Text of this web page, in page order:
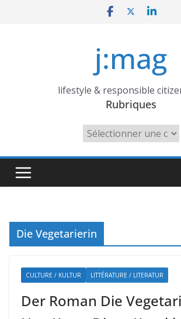
j:mag
lifestyle & responsible
Rubriques
Rubriques
Die Vegetarierin
CULTURE / KULTUR LITTÉRATURE / LITERATUR
Der Roman Die